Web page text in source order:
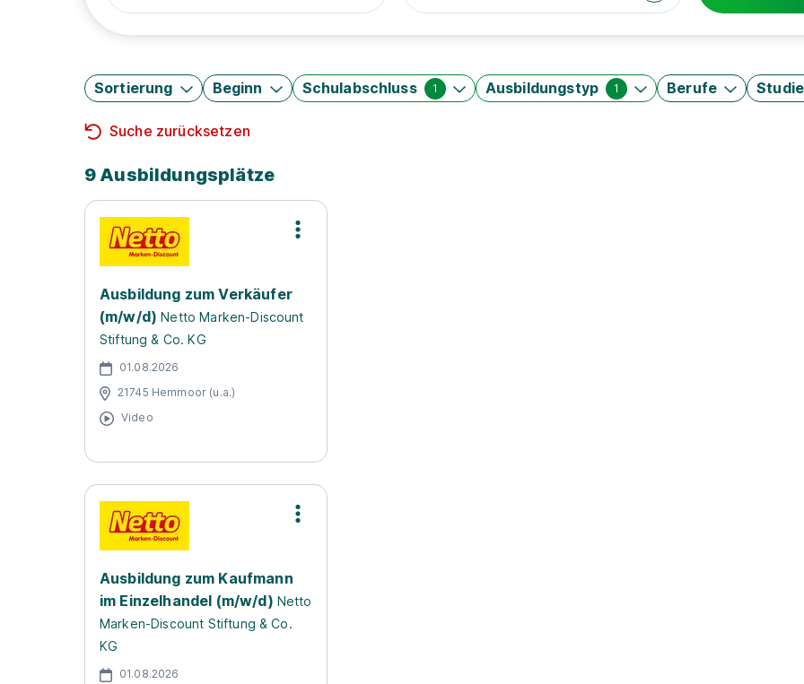
Sortierung Beginn Schulabschluss 1 Ausbildungstyp 1 Berufe
Suche zurücksetzen
9 Ausbildungsplätze
Ausbildung zum Verkäufer
(m/w/d) Netto Marken-Discount
Stiftung & Co. KG
01.08.2026
21745 Hemmoor (u.a.)
Video
Ausbildung zum Kaufmann
im Einzelhandel (m/w/d) Netto
Marken-Discount Stiftung & Co.
KG
01.08.2026